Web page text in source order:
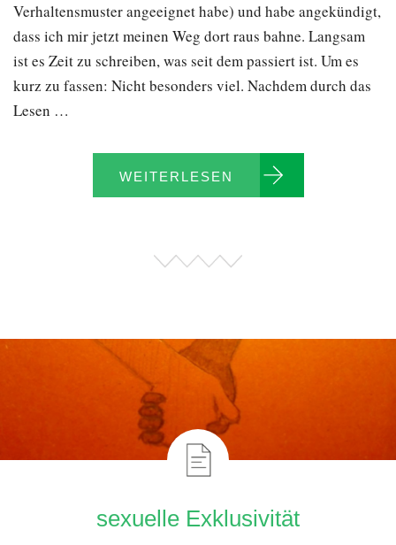
Verhaltensmuster angeeignet habe) und habe angekündigt,
dass ich mir jetzt meinen Weg dort raus bahne. Langsam
ist es Zeit zu schreiben, was seit dem passiert ist. Um es
kurz zu fassen: Nicht besonders viel. Nachdem durch das
Lesen …
WEITERLESEN
sexuelle Exklusivität